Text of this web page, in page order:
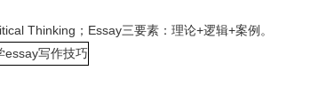
Thinking；Essay三要素：理论+逻辑+案例。